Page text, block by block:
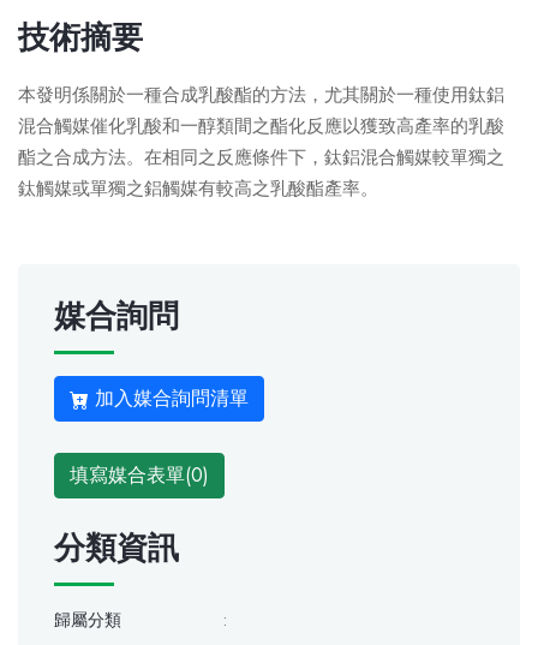
技術摘要
本發明係關於一種合成乳酸酯的方法，尤其關於一種使用鈦鋁
混合觸媒催化乳酸和一醇類間之酯化反應以獲致高產率的乳酸
酯之合成方法。在相同之反應條件下，鈦鋁混合觸媒較單獨之
鈦觸媒或單獨之鋁觸媒有較高之乳酸酯產率。
媒合詢問
加入媒合詢問清單
填寫媒合表單(0)
分類資訊
歸屬分類 :